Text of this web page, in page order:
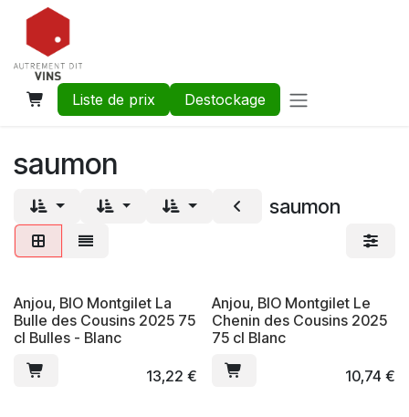
Se rendre au contenu
Liste de prix Destockage
saumon
saumon
Anjou, BIO Montgilet La
Bulle des Cousins 2025 75
cl Bulles - Blanc
13,22 €
Anjou, BIO Montgilet Le
Chenin des Cousins 2025
75 cl Blanc
10,74 €